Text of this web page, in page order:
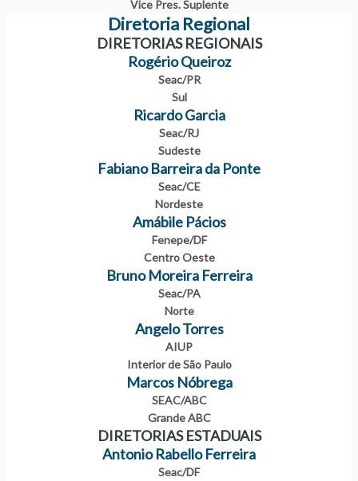
Vice Pres. Suplente
Diretoria Regional
DIRETORIAS REGIONAIS
Rogério Queiroz
Seac/PR
Sul
Ricardo Garcia
Seac/RJ
Sudeste
Fabiano Barreira da Ponte
Seac/CE
Nordeste
Amábile Pácios
Fenepe/DF
Centro Oeste
Bruno Moreira Ferreira
Seac/PA
Norte
Angelo Torres
AIUP
Interior de São Paulo
Marcos Nóbrega
SEAC/ABC
Grande ABC
DIRETORIAS ESTADUAIS
Antonio Rabello Ferreira
Seac/DF